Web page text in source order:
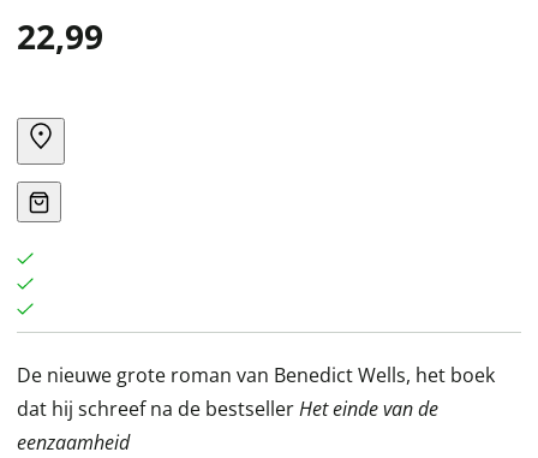
22,99
De nieuwe grote roman van Benedict Wells, het boek
dat hij schreef na de bestsellerHet einde van de
eenzaamheid